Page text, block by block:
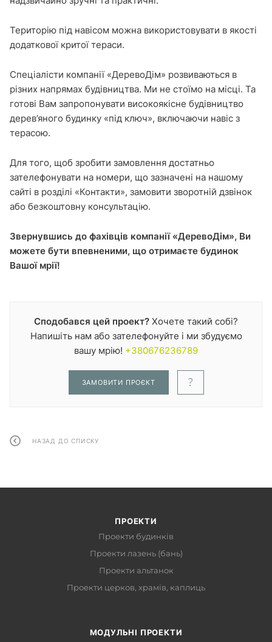
Територію під навісом можна використовувати в якості
додаткової критої тераси.
Спеціалісти компанії «ДеревоДім» розвиваються в
різних напрямах будівництва. Ми не стоїмо на місці. Та
готові Вам запропонувати високоякісне будівництво
дерев’яного будинку «під ключ», включаючи навіс з
терасою.
Для того, щоб зробити замовлення достатньо
зателефонувати на номери, що зазначені на нашому
сайті в розділі «Контакти», замовити зворотній дзвінок
або безкоштовну консультацію.
Звернувшись до фахівців компанії «ДеревоДім», Ви
можете бути впевненими, що отримаєте будинок
Вашої мрії!
Сподобався цей проект? Хочете такий собі?
Напишіть нам або зателефонуйте і ми збудуємо
вашу мрію! +380676236789
ЗАМОВИТИ ПРОЄКТ
НАЗАД ДО СПИСКУ
ПРОЕКТИ
Проекти будинків
Проекти лазень (бань)
Проекти альтанок
Проекти церков, храмів, каплиць
МОДУЛЬНІ ПРОЕКТИ